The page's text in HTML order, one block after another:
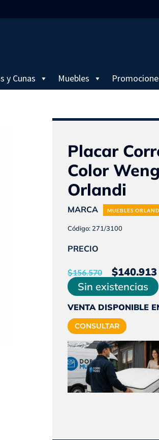
y Cunas Muebles
Placar
Color
Orlandi
MARCA MUEBLES
Código: 271/3100
PRECIO
$156.570
El
precio
era:
$140.913
Sin existencias
VENTA DISPONIBLE
CONSULTAR